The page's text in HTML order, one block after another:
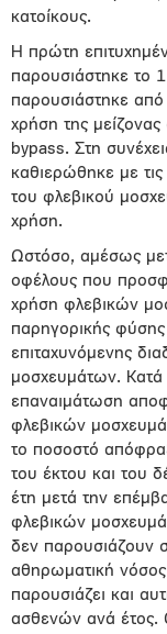
κατοίκους.
Η πρώτη
παρουσιάστηκε
παρουσιάστηκε
χρήση της
bypass. Στη
καθιερώθηκε με
του φλεβικού
χρήση.
Ωστόσο, αμέσως
οφέλους που
χρήση φλεβικών
παρηγορικής
επιταχυνόμενης
μοσχευμάτων. Κατά
επαναιμάτωση
φλεβικών
το ποσοστό
του έκτου και του
έτη μετά την
φλεβικών
δεν παρουσιάζουν
αθηρωματική
παρουσιάζει και
ασθενών ανά έτος.